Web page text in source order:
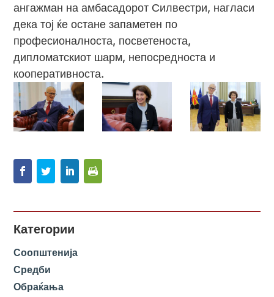
ангажман на амбасадорот Силвестри, нагласи
дека тој ќе остане запаметен по
професионалноста, посветеноста,
дипломатскиот шарм, непосредноста и
кооперативноста.
Категории
Соопштенија
Средби
Обраќања